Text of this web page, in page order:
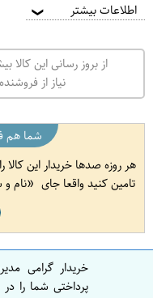
اطلاعات بیشتر ❯
از بروز رسانی این
نیاز از
شما هم
هر روزه صدها خریدار این کالا
تامین کنید واقعا جای
نام
خریدار گرامی
پرداختی شما را